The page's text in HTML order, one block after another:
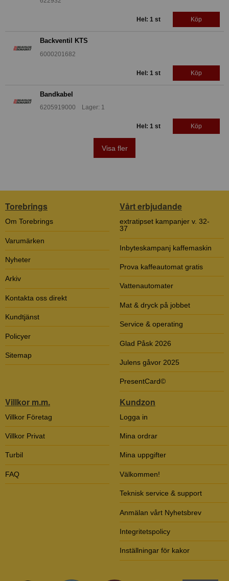
Hel: 1 st Köp
Backventil KTS
6000201682
Hel: 1 st Köp
Bandkabel
6205919000 Lager: 1
Hel: 1 st Köp
Visa fler
Torebrings
Om Torebrings
Varumärken
Nyheter
Arkiv
Kontakta oss direkt
Kundtjänst
Policyer
Sitemap
Vårt erbjudande
extratipset kampanjer v. 32-
37
Inbyteskampanj kaffemaskin
Prova kaffeautomat gratis
Vattenautomater
Mat & dryck på jobbet
Service & operating
Glad Påsk 2026
Julens gåvor 2025
PresentCard©
Villkor m.m.
Villkor Företag
Villkor Privat
Turbil
FAQ
Kundzon
Logga in
Mina ordrar
Mina uppgifter
Välkommen!
Teknisk service & support
Anmälan vårt Nyhetsbrev
Integritetspolicy
Inställningar för kakor